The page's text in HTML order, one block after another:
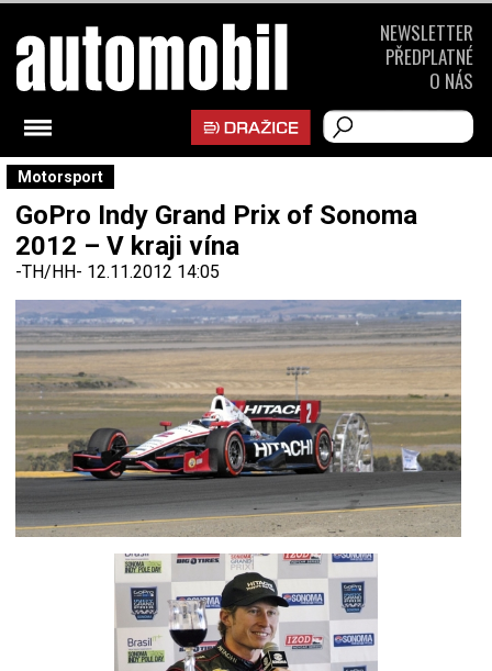
Motorsport
GoPro Indy Grand Prix of Sonoma
2012 – V kraji vína
-TH/HH- 12.11.2012 14:05
NEWSLETTER
PŘEDPLATNÉ
O NÁS